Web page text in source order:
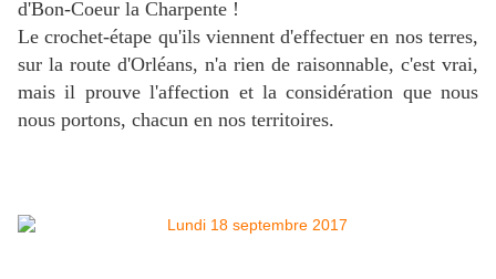
d'Bon-Coeur la Charpente !
Le crochet-étape qu'ils viennent d'effectuer en nos terres,
sur la route d'Orléans, n'a rien de raisonnable, c'est vrai,
mais il prouve l'affection et la considération que nous
nous portons, chacun en nos territoires.